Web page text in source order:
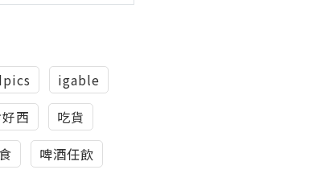
igable
西
吃貨
啤酒任飲